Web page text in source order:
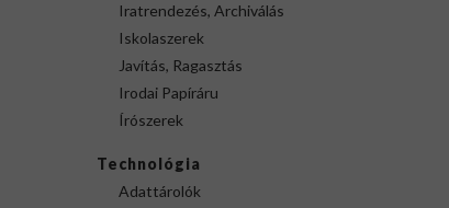
Iratrendezés, Archiválás
Iskolaszerek
Javítás, Ragasztás
Irodai Papíráru
Írószerek
Technológia
Adattárolók